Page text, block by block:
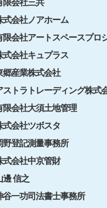
限会社三共
式会社ノアホーム
限会社アートスペースプロ
式会社キュプラス
郷産業株式会社
ストラトレーディング株式
限会社大須土地管理
式会社ツボスタ
野登記測量事務所
式会社中京管財
邊 信之
谷一功司法書士事務所